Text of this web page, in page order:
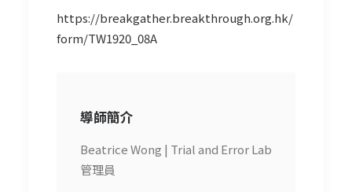
https://breakgather.breakthrough.org.hk/
form/TW1920_08A
導師簡介
Beatrice Wong | Trial and Error Lab
管理員